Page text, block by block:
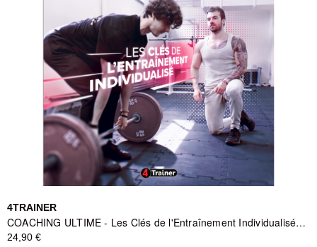
4TRAINER
COACHING ULTIME - Les Clés de l'Entraînement Individualisé 4TRAINER
24,90 €